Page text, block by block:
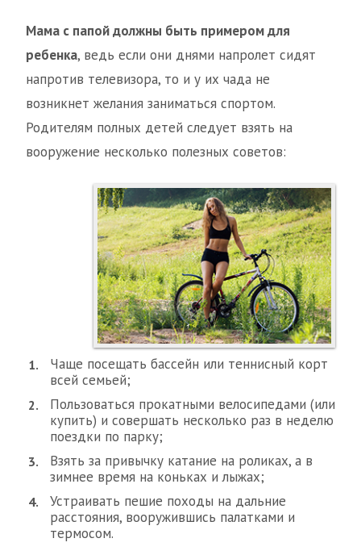
Мама с папой должны быть примером для
ребенка, ведь если они днями напролет сидят
напротив телевизора, то и у их чада не
возникнет желания заниматься спортом.
Родителям полных детей следует взять на
вооружение несколько полезных советов:
Чаще посещать бассейн или теннисный корт
всей семьей;
Пользоваться прокатными велосипедами (или
купить) и совершать несколько раз в неделю
поездки по парку;
Взять за привычку катание на роликах, а в
зимнее время на коньках и лыжах;
Устраивать пешие походы на дальние
расстояния, вооружившись палатками и
термосом.